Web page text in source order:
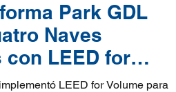
Park GDL
Naves
LEED for
LEED for Volume para